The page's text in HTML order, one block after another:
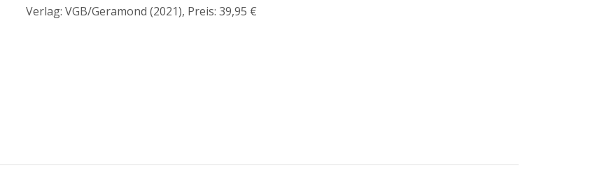
Verlag: VGB/Geramond (2021), Preis: 39,95 €